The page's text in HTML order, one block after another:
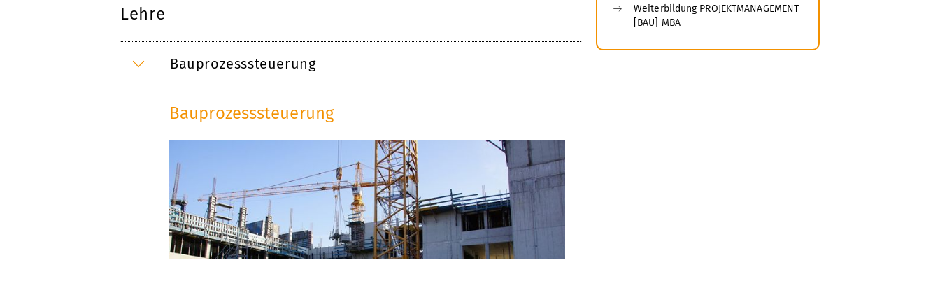
Lehre
Bauprozesssteuerung
Bauprozesssteuerung
Weiterbildung PROJEKTMANAGEMENT
[BAU] MBA